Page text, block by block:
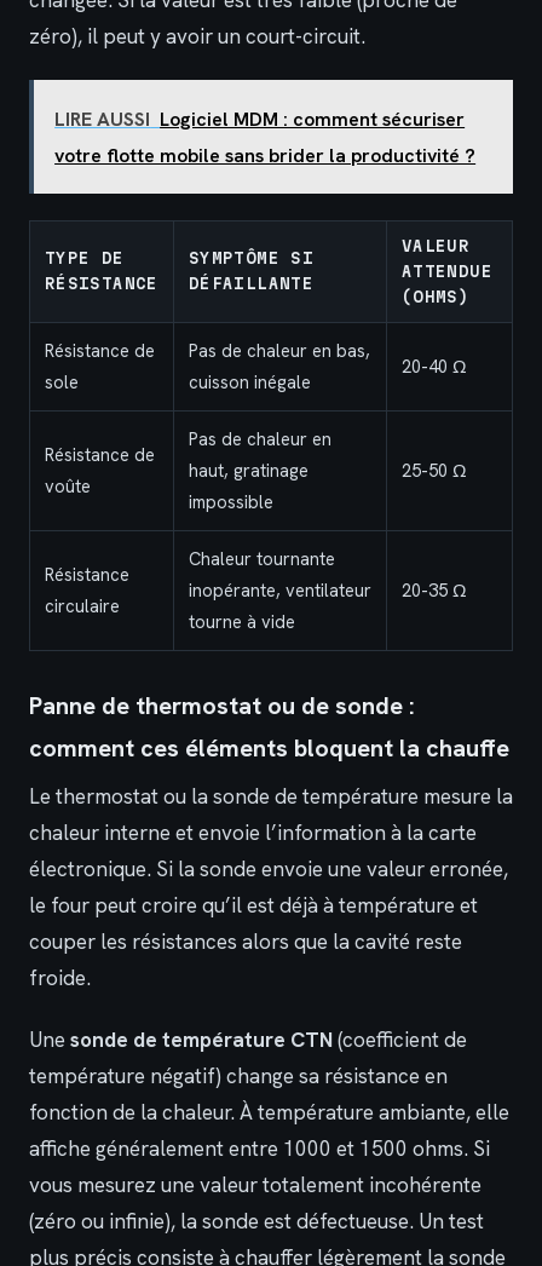
zéro), il peut y avoir un court-circuit.
LIRE AUSSI Logiciel MDM : comment sécuriser
votre flotte mobile sans brider la productivité ?
TYPE DE
RÉSISTANCE
SYMPTÔME SI
DÉFAILLANTE
VALEUR
ATTENDUE
(OHMS)
Résistance de
sole
Pas de chaleur en bas,
cuisson inégale
20-40 Ω
Résistance de
voûte
Pas de chaleur en
haut, gratinage
impossible
25-50 Ω
Résistance
circulaire
Chaleur tournante
inopérante, ventilateur
tourne à vide
20-35 Ω
Panne de thermostat ou de sonde :
comment ces éléments bloquent la chauffe
Le thermostat ou la sonde de température mesure la
chaleur interne et envoie l’information à la carte
électronique. Si la sonde envoie une valeur erronée,
le four peut croire qu’il est déjà à température et
couper les résistances alors que la cavité reste
froide.
Une sonde de température CTN(coefficient de
température négatif) change sa résistance en
fonction de la chaleur. À température ambiante, elle
affiche généralement entre 1000 et 1500 ohms. Si
vous mesurez une valeur totalement incohérente
(zéro ou infinie), la sonde est défectueuse. Un test
plus précis consiste à chauffer légèrement la sonde